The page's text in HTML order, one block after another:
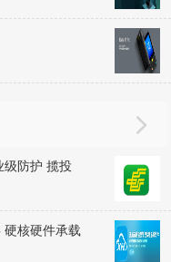

级防护 揽投
核硬件承载